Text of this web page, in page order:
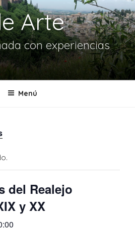
Arte
con experiencias
Menú
del Realejo
y XX